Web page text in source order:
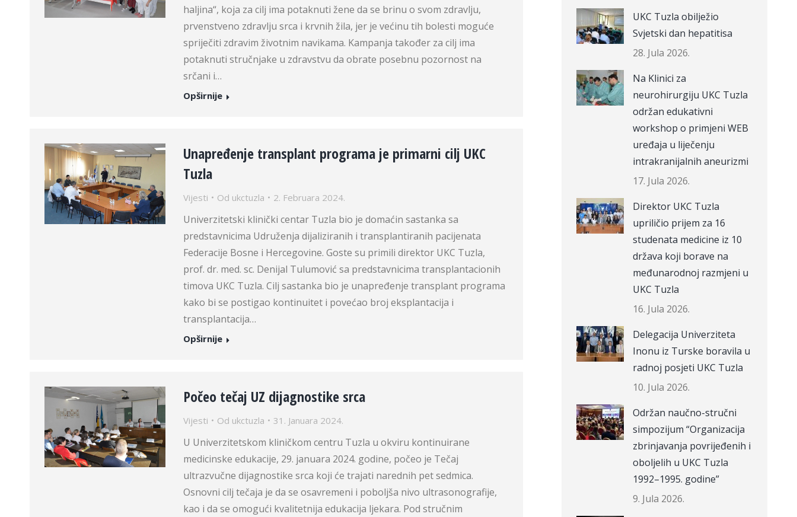
haljina“, koja za cilj ima potaknuti žene da se brinu o svom zdravlju,
prvenstveno zdravlju srca i krvnih žila, jer je većinu tih bolesti moguće
spriječiti zdravim životnim navikama. Kampanja također za cilj ima
potaknuti stručnjake u zdravstvu da obrate posebnu pozornost na
srčani i…
Opširnije
Unapređenje transplant programa je primarni cilj UKC
Tuzla
Vijesti Od ukctuzla 2. Februara 2024.
Univerzitetski klinički centar Tuzla bio je domaćin sastanka sa
predstavnicima Udruženja dijaliziranih i transplantiranih pacijenata
Federacije Bosne i Hercegovine. Goste su primili direktor UKC Tuzla,
prof. dr. med. sc. Denijal Tulumović sa predstavnicima transplantacionih
timova UKC Tuzla. Cilj sastanka bio je unapređenje transplant programa
kako bi se postigao kontinuitet i povećao broj eksplantacija i
transplantacija…
Opširnije
Počeo tečaj UZ dijagnostike srca
Vijesti Od ukctuzla 31. Januara 2024.
U Univerzitetskom kliničkom centru Tuzla u okviru kontinuirane
medicinske edukacije, 29. januara 2024. godine, počeo je Tečaj
ultrazvučne dijagnostike srca koji će trajati narednih pet sedmica.
Osnovni cilj tečaja je da se osavremeni i poboljša nivo ultrasonografije,
kao i da se omogući kvalitetnija edukacija ljekara. Pod stručnim
UKC Tuzla obilježio
Svjetski dan hepatitisa
28. Jula 2026.
Na Klinici za
neurohirurgiju UKC Tuzla
održan edukativni
workshop o primjeni WEB
uređaja u liječenju
intrakranijalnih aneurizmi
17. Jula 2026.
Direktor UKC Tuzla
upriličio prijem za 16
studenata medicine iz 10
država koji borave na
međunarodnoj razmjeni u
UKC Tuzla
16. Jula 2026.
Delegacija Univerziteta
Inonu iz Turske boravila u
radnoj posjeti UKC Tuzla
10. Jula 2026.
Održan naučno-stručni
simpozijum “Organizacija
zbrinjavanja povrijeđenih i
oboljelih u UKC Tuzla
1992–1995. godine”
9. Jula 2026.